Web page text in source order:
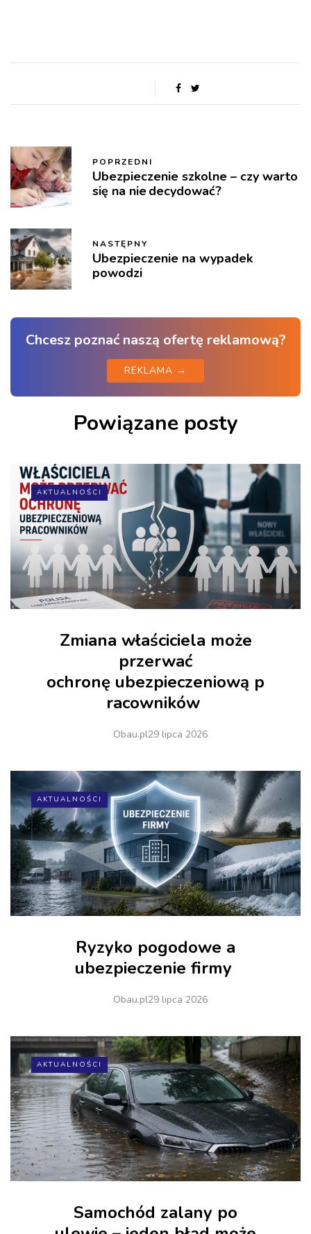
POPRZEDNI
Ubezpieczenie szkolne – czy warto
się na nie decydować?
NASTĘPNY
Ubezpieczenie na wypadek
powodzi
Chcesz poznać naszą ofertę reklamową?
REKLAMA →
Powiązane posty
AKTUALNOŚCI
Zmiana właściciela może
przerwać
ochronę ubezpieczeniową p
racowników
Obau.pl29 lipca 2026
AKTUALNOŚCI
Ryzyko pogodowe a
ubezpieczenie firmy
Obau.pl29 lipca 2026
AKTUALNOŚCI
Samochód zalany po